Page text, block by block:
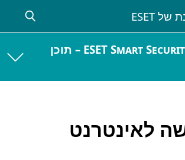
ESET Smart Security Premium – תוכן
לאינטרנט